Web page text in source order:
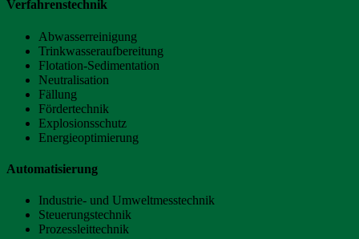
Verfahrenstechnik
Abwasserreinigung
Trinkwasseraufbereitung
Flotation-Sedimentation
Neutralisation
Fällung
Fördertechnik
Explosionsschutz
Energieoptimierung
Automatisierung
Industrie- und Umweltmesstechnik
Steuerungstechnik
Prozessleittechnik